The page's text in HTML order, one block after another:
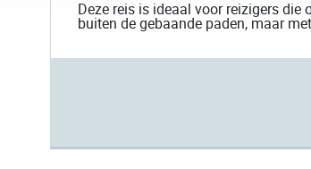
Deze reis is ideaal voor reizigers
buiten de gebaande paden, maar